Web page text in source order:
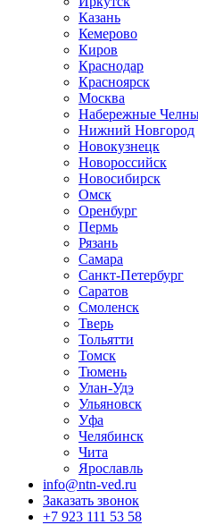
Казань
Кемерово
Киров
Краснодар
Красноярск
Москва
Набережные
Нижний Новгород
Новокузнецк
Новороссийск
Новосибирск
Омск
Оренбург
Пермь
Рязань
Самара
Санкт-Петербург
Саратов
Смоленск
Тверь
Тольятти
Томск
Тюмень
Улан-Удэ
Ульяновск
Уфа
Челябинск
Чита
Ярославль
info@ntn-ved.ru
Заказать звонок
+7 923 111 53 58